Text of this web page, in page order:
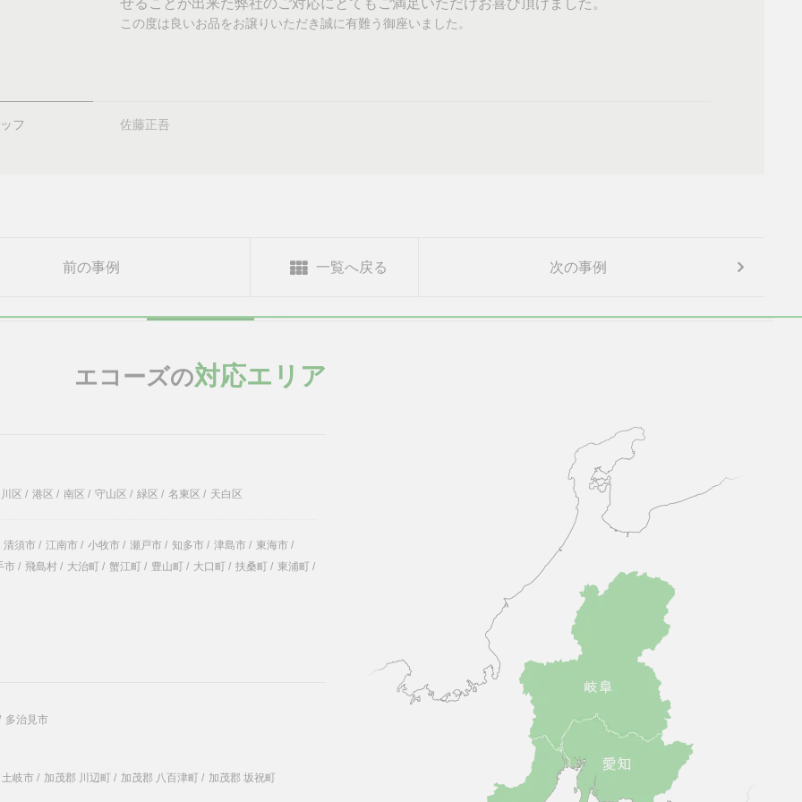
せることが出来た弊社のご対応にとてもご満足いただけお喜び頂けました。
この度は良いお品をお譲りいただき誠に有難う御座いました。
フ 佐藤正吾
前の事例 一覧へ戻る 次の事例
エコーズの対応エリア
区 / 港区 / 南区 / 守山区 / 緑区 / 名東区 / 天白区
清須市 / 江南市 / 小牧市 / 瀬戸市 / 知多市 / 津島市 / 東海市 /
市 / 飛島村 / 大治町 / 蟹江町 / 豊山町 / 大口町 / 扶桑町 / 東浦町 /
多治見市
土岐市 / 加茂郡 川辺町 / 加茂郡 八百津町 / 加茂郡 坂祝町